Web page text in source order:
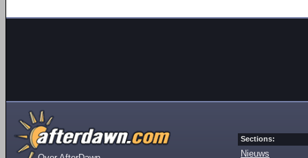
Sections:
Nieuws